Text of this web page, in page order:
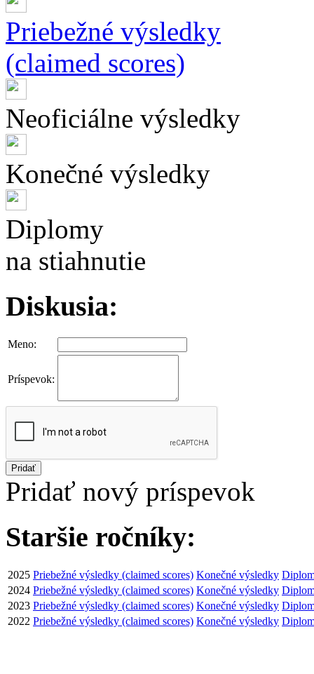
Priebežné výsledky
(claimed scores)
Neoficiálne výsledky
Konečné výsledky
Diplomy
na stiahnutie
Diskusia:
Meno:
Príspevok:
Pridať
Pridať nový príspevok
Staršie ročníky:
2025 Priebežné výsledky (claimed scores) Konečné výsledky
2024 Priebežné výsledky (claimed scores) Konečné výsledky
2023 Priebežné výsledky (claimed scores) Konečné výsledky
2022 Priebežné výsledky (claimed scores) Konečné výsledky